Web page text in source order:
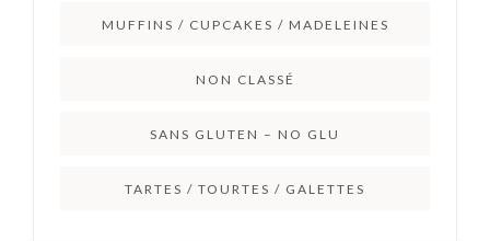
MUFFINS / CUPCAKES / MADELEINES
NON CLASSÉ
SANS GLUTEN – NO GLU
TARTES / TOURTES / GALETTES